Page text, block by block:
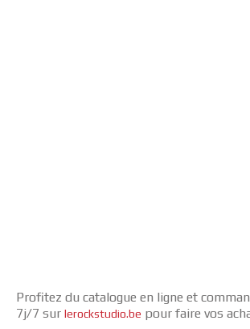
Profitez du catalogue en ligne et
7j/7 sur lerockstudio.be pour faire vos